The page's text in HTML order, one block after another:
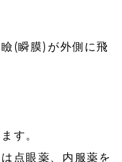
(瞬膜)が外側に飛
す。
点眼薬、内服薬を